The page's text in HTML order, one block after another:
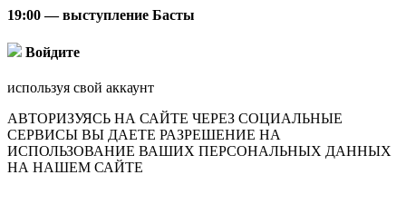
19:00 — выступление Басты
Войдите
используя свой аккаунт
АВТОРИЗУЯСЬ НА САЙТЕ ЧЕРЕЗ СОЦИАЛЬНЫЕ
СЕРВИСЫ ВЫ ДАЕТЕ РАЗРЕШЕНИЕ НА
ИСПОЛЬЗОВАНИЕ ВАШИХ ПЕРСОНАЛЬНЫХ ДАННЫХ
НА НАШЕМ САЙТЕ